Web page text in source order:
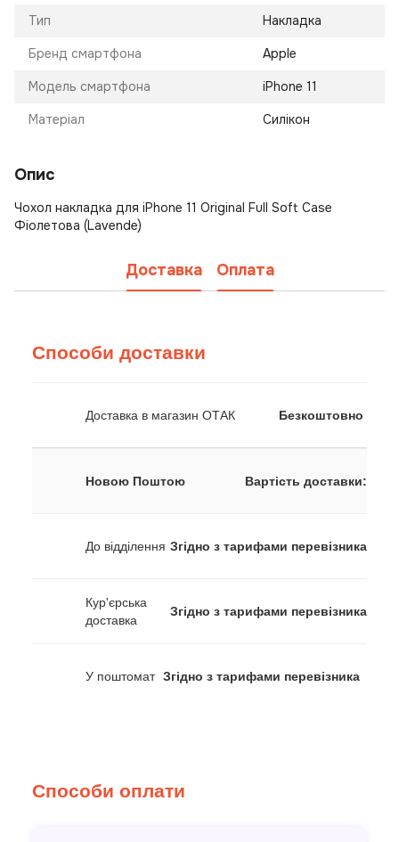
Тип Накладка
Бренд смартфона Apple
Модель смартфона iPhone 11
Матеріал Силікон
Опис
Чохол накладка для iPhone 11 Original Full Soft Case
Фіолетова (Lavende)
Доставка Оплата
Способи доставки
Доставка в магазин ОТАК Безкоштовно
Новою Поштою Вартість доставки:
До відділення Згідно з тарифами перевізника
Кур'єрська
доставка
Згідно з тарифами перевізника
У поштомат Згідно з тарифами перевізника
Способи оплати